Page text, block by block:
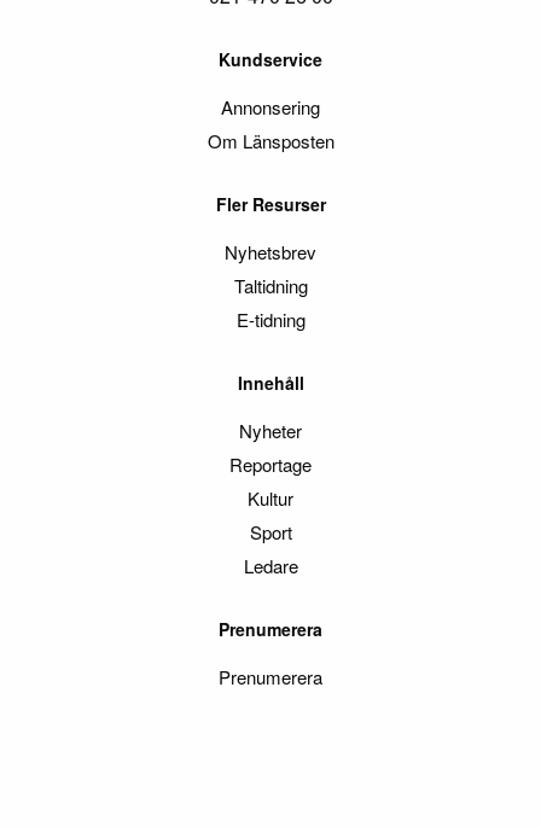
Kundservice
Annonsering
Om Länsposten
Fler Resurser
Nyhetsbrev
Taltidning
E-tidning
Innehåll
Nyheter
Reportage
Kultur
Sport
Ledare
Prenumerera
Prenumerera